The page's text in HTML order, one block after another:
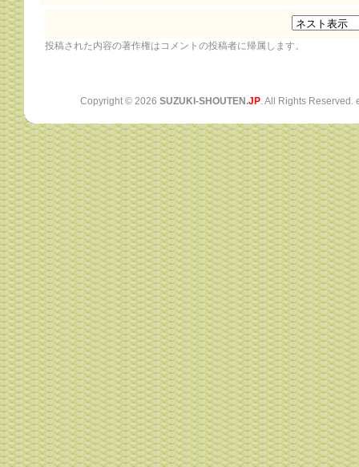
投稿された内容の著作権はコメントの投稿者に帰属します。
Copyright © 2026 SUZUKI-SHOUTEN.JP. All Rights Reserved.